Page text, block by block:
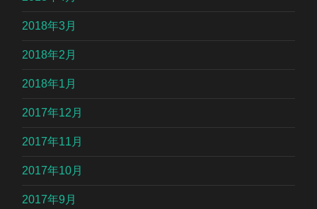
2018年3月
2018年2月
2018年1月
2017年12月
2017年11月
2017年10月
2017年9月